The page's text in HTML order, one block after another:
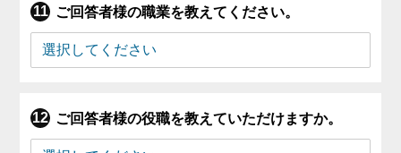
ご回答者様の職業を教えてください。
ご回答者様の役職を教えていただけますか。